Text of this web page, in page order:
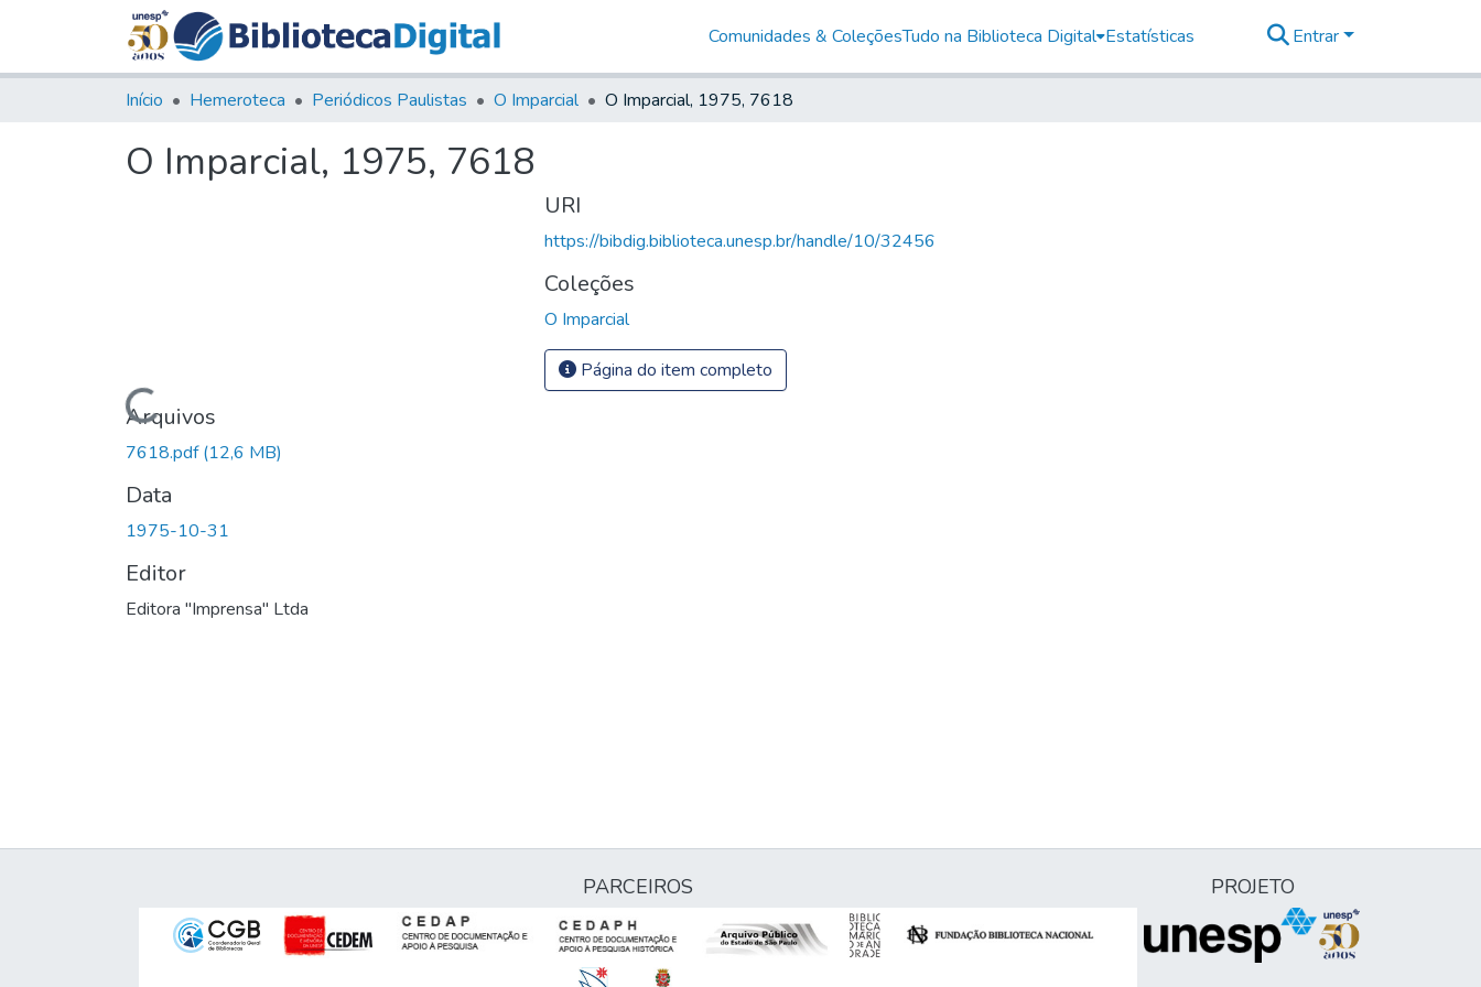
Comunidades & ColeçõesTudo na Biblioteca Digital Estatísticas Entrar
Início Hemeroteca Periódicos Paulistas O Imparcial O Imparcial, 1975, 7618
O Imparcial, 1975, 7618
Carregando...
Arquivos
7618.pdf(12,6 MB)
Data
1975-10-31
Editor
Editora "Imprensa" Ltda
URI
https://bibdig.biblioteca.unesp.br/handle/10/32456
Coleções
O Imparcial
Página do item completo
PARCEIROS PROJETO